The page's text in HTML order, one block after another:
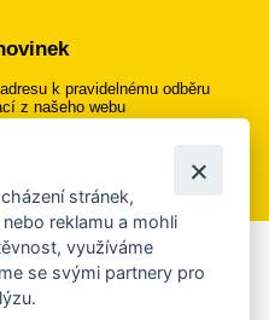
k pravidelnému odběru
z našeho webu
k odběru
rozhlas
či mailu upozornění na
stránek,
reklamu a mohli
využíváme
se svými partnery pro